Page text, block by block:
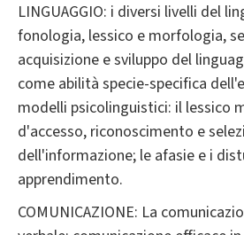
LINGUAGGIO: i diversi livelli del
fonologia, lessico e morfologia,
acquisizione e sviluppo del
come abilità specie-specifica
modelli psicolinguistici: il lessico
d'accesso, riconoscimento e
dell'informazione; le afasie e i
apprendimento.
COMUNICAZIONE: La